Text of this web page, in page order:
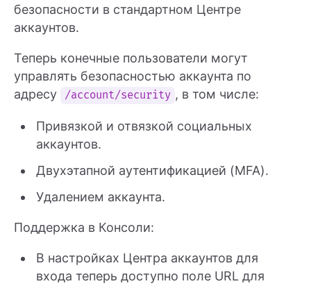
безопасности в стандартном Центре
аккаунтов.
Теперь конечные пользователи могут
управлять безопасностью аккаунта по
адресу
/account/security , в том числе:
Привязкой и отвязкой социальных
аккаунтов.
Двухэтапной аутентификацией (MFA).
Удалением аккаунта.
Поддержка в Консоли:
В настройках Центра аккаунтов для
входа теперь доступно поле URL для